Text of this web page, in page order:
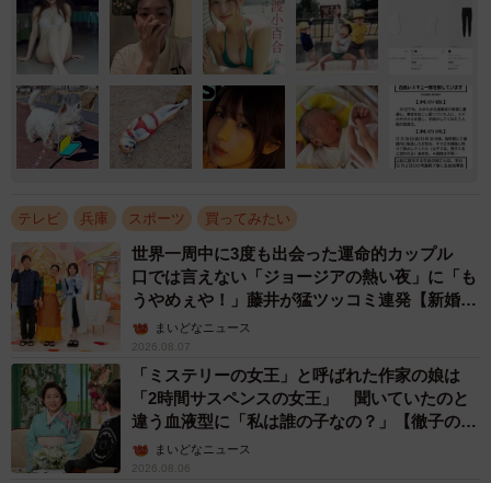
テレビ 兵庫 スポーツ 買ってみたい
世界一周中に3度も出会った運命的カップル
口では言えない「ジョージアの熱い夜」に「も
うやめぇや！」藤井が猛ツッコミ連発【新婚さ
ん】まいどなニュース
2026.08.07
「ミステリーの女王」と呼ばれた作家の娘は
「2時間サスペンスの女王」 聞いていたのと
違う血液型に「私は誰の子なの？」【徹子の部
屋】まいどなニュース
2026.08.06